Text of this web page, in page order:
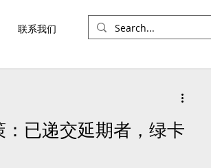
联系我们
已递交延期者，绿卡